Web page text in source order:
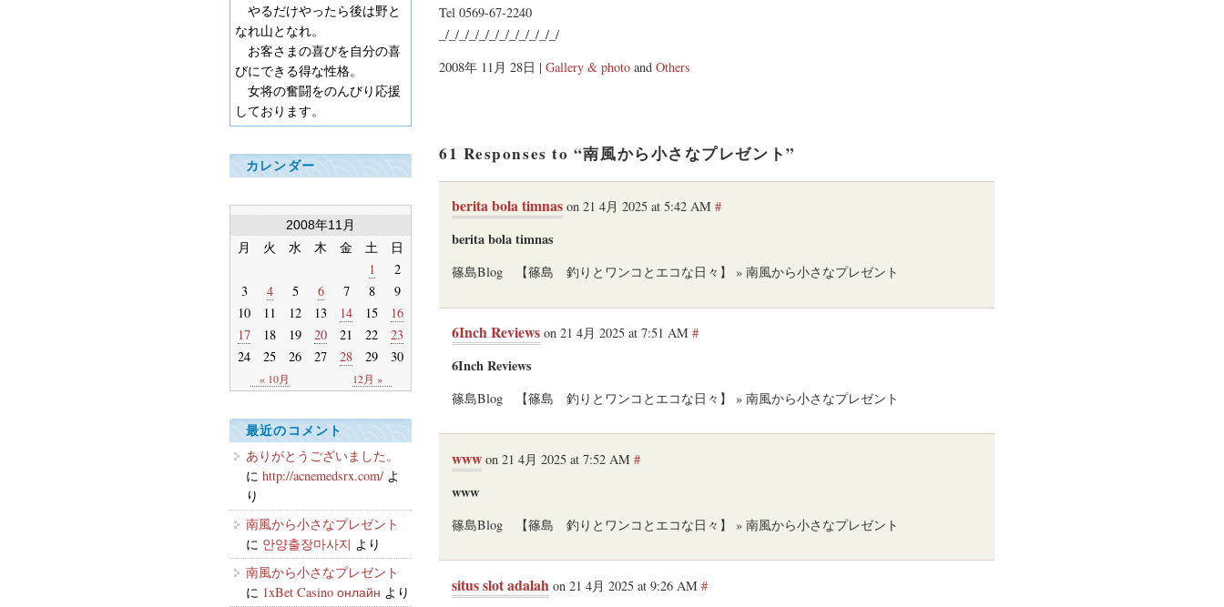
Tel 0569-67-2240
_/_/_/_/_/_/_/_/_/_/_/_/
2008年 11月 28日 | Gallery & photo and Others
61 Responses to “南風から小さなプレゼント”
berita bola timnas on 21 4月 2025 at 5:42 AM#
berita bola timnas
篠島Blog 【篠島 釣りとワンコとエコな日々】 » 南風から小さなプレゼント
6Inch Reviews on 21 4月 2025 at 7:51 AM#
6Inch Reviews
篠島Blog 【篠島 釣りとワンコとエコな日々】 » 南風から小さなプレゼント
www on 21 4月 2025 at 7:52 AM#
www
篠島Blog 【篠島 釣りとワンコとエコな日々】 » 南風から小さなプレゼント
situs slot adalah on 21 4月 2025 at 9:26 AM#
やるだけやったら後は野と
なれ山となれ。
お客さまの喜びを自分の喜
びにできる得な性格。
女将の奮闘をのんびり応援
しております。
カレンダー
2008年11月
月 火 水 木 金 土 日
« 10月 12月 »
1
2
3
4 5 6 7 8
9
10
11 12 13 14 15
16
17
18 19 20 21 22
23
24
25 26 27 28 29 30
最近のコメント
ありがとうございました。
に http://acnemedsrx.com/ よ
り
南風から小さなプレゼント
に 안양출장마사지 より
南風から小さなプレゼント
に 1xBet Casino онлайн より